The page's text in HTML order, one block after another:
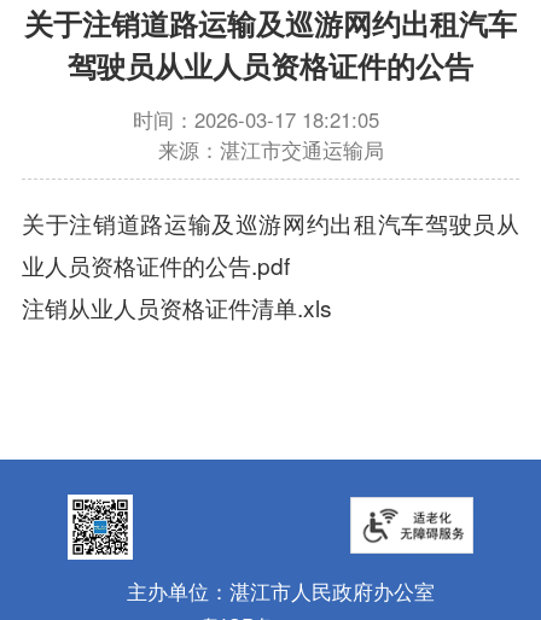
关于注销道路运输及巡游网约出租汽车
驾驶员从业人员资格证件的公告
时间：2026-03-17 18:21:05
来源：湛江市交通运输局
关于注销道路运输及巡游网约出租汽车驾驶员从
业人员资格证件的公告.pdf
注销从业人员资格证件清单.xls
主办单位：湛江市人民政府办公室